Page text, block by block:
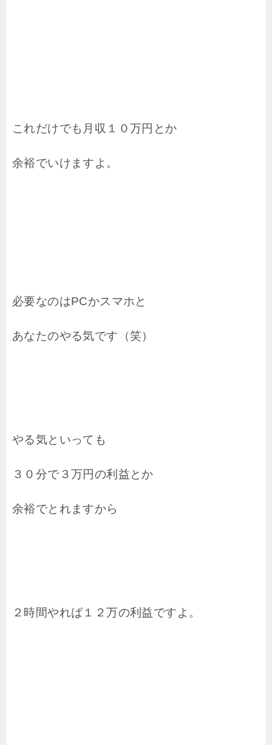
これだけでも月収１０万円とか
余裕でいけますよ。
必要なのはPCかスマホと
あなたのやる気です（笑）
やる気といっても
３０分で３万円の利益とか
余裕でとれますから
２時間やれば１２万の利益ですよ。